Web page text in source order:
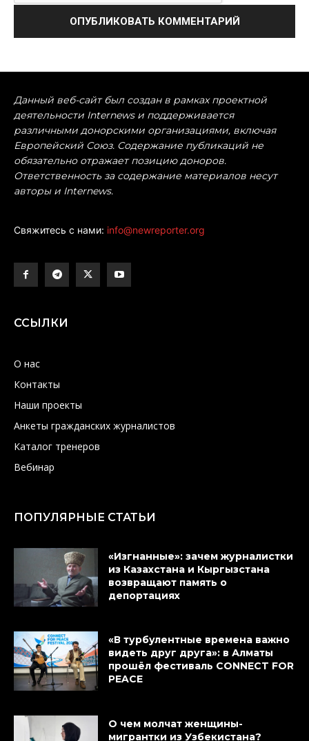
Данный веб-сайт был создан в рамках проектной
деятельности Internews и поддерживается
различными донорскими организациями, включая
Европейский Союз. Содержание публикаций не
обязательно отражает позицию доноров.
Ответственность за содержание материалов несут
авторы и Internews.
Свяжитесь с нами: info@newreporter.org
ССЫЛКИ
О нас
Контакты
Наши проекты
Анкеты гражданских журналистов
Каталог тренеров
Вебинар
ПОПУЛЯРНЫЕ СТАТЬИ
«Изгнанные»: зачем журналистки
из Казахстана и Кыргызстана
возвращают память о
депортациях
«В турбулентные времена важно
видеть друг друга»: в Алматы
прошёл фестиваль CONNECT FOR
PEACE
О чем молчат женщины-
мигрантки из Узбекистана?